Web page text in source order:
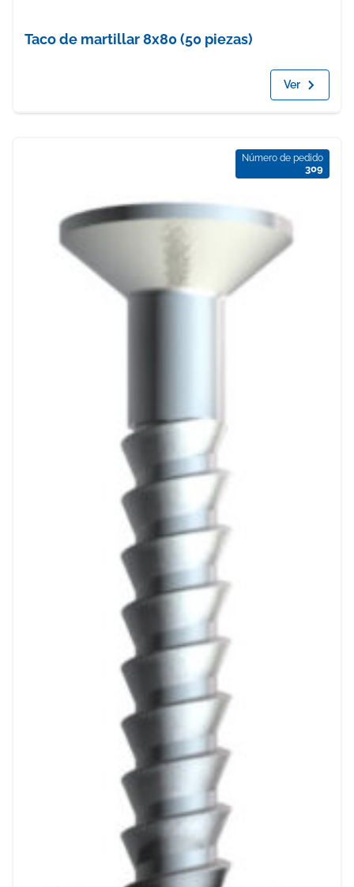
Taco de martillar 8x80 (50 piezas)
Ver
Número de pedido
309